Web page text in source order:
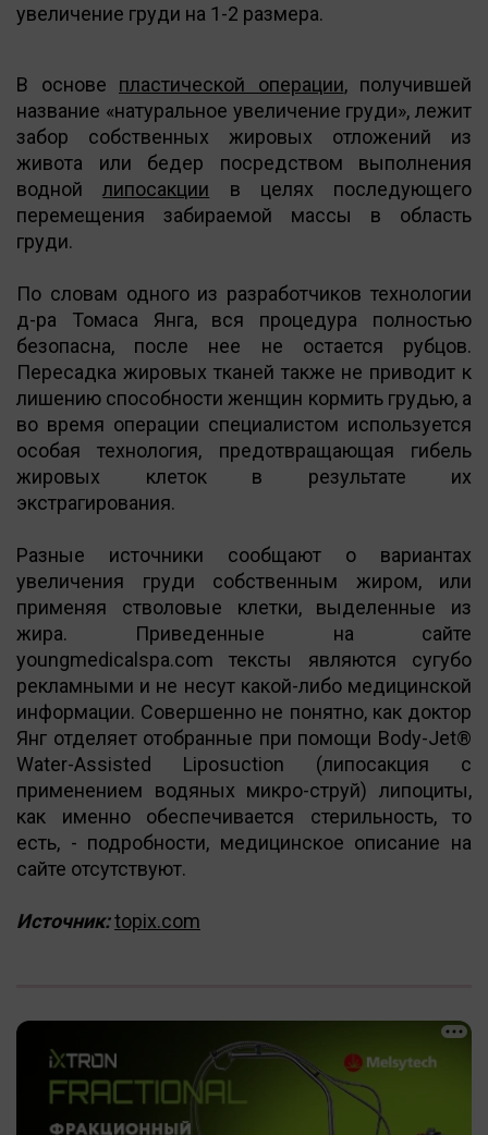
увеличение груди на 1-2 размера.
В основе пластической операции, получившей
название «натуральное увеличение груди», лежит
забор собственных жировых отложений из
живота или бедер посредством выполнения
воднойлипосакции в целях последующего
перемещения забираемой массы в область
груди.
По словам одного из разработчиков технологии
д-ра Томаса Янга, вся процедура полностью
безопасна, после нее не остается рубцов.
Пересадка жировых тканей также не приводит к
лишению способности женщин кормить грудью, а
во время операции специалистом используется
особая технология, предотвращающая гибель
жировых клеток в результате их
экстрагирования.
Разные источники сообщают о вариантах
увеличения груди собственным жиром, или
применяя стволовые клетки, выделенные из
жира. Приведенные на сайте
youngmedicalspa.com тексты являются сугубо
рекламными и не несут какой-либо медицинской
информации. Совершенно не понятно, как доктор
Янг отделяет отобранные при помощи Body-Jet®
Water-Assisted Liposuction (липосакция с
применением водяных микро-струй) липоциты,
как именно обеспечивается стерильность, то
есть, - подробности, медицинское описание на
сайте отсутствуют.
Источник:topix.com